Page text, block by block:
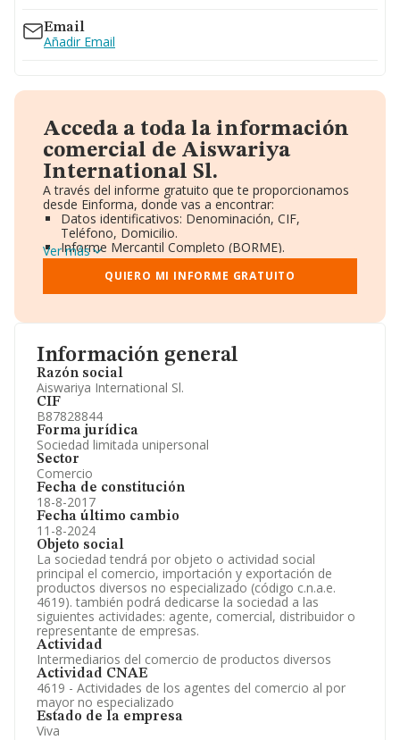
Información general
Razón social
Aiswariya International Sl.
CIF
B87828844
Forma jurídica
Sociedad limitada unipersonal
Sector
Comercio
Fecha de constitución
18-8-2017
Fecha último cambio
11-8-2024
Objeto social
La sociedad tendrá por objeto o actividad social
principal el comercio, importación y exportación de
productos diversos no especializado (código c.n.a.e.
4619). también podrá dedicarse la sociedad a las
siguientes actividades: agente, comercial, distribuidor o
representante de empresas.
Actividad
Intermediarios del comercio de productos diversos
Actividad CNAE
4619 - Actividades de los agentes del comercio al por
mayor no especializado
Estado de la empresa
Viva
Email
Añadir Email
Acceda a toda la información
comercial de Aiswariya
International Sl.
A través del informe gratuito que te proporcionamos
desde Einforma, donde vas a encontrar:
Datos identificativos: Denominación, CIF,
Teléfono, Domicilio.
Informe Mercantil Completo (BORME).
Gráficos de Evolución Ventas y Empleados.
Consejo de Administración y Administradores.
Directivos y Ejecutivos.
Información oficial y registral complementaria.
Ver más
QUIERO MI INFORME GRATUITO